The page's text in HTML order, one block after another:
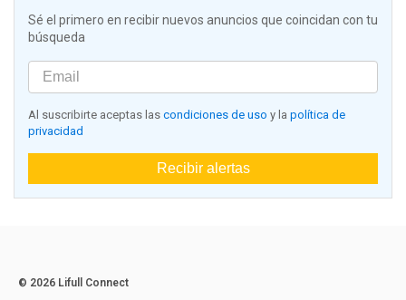
Sé el primero en recibir nuevos anuncios que coincidan con tu
búsqueda
Al suscribirte aceptas las condiciones de uso y la política de
privacidad
Recibir alertas
© 2026 Lifull Connect